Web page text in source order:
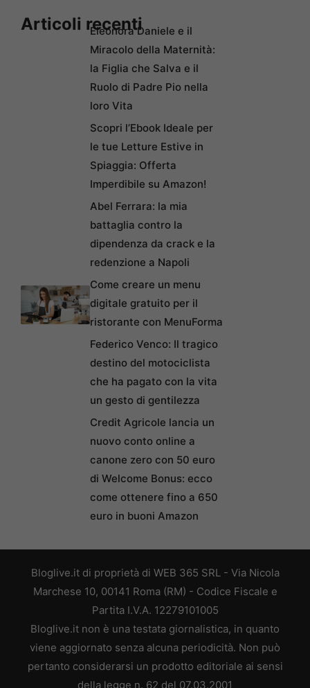
Articoli recentiEleonora Daniele e il
Miracolo della Maternità:
la Figlia che Salva e il
Ruolo di Padre Pio nella
loro Vita
Scopri l’Ebook Ideale per
le tue Letture Estive in
Spiaggia: Offerta
Imperdibile su Amazon!
Abel Ferrara: la mia
battaglia contro la
dipendenza da crack e la
redenzione a Napoli
Come creare un menu
digitale gratuito per il
ristorante con MenuForma
Federico Venco: Il tragico
destino del motociclista
che ha pagato con la vita
un gesto di gentilezza
Credit Agricole lancia un
nuovo conto online a
canone zero con 50 euro
di Welcome Bonus: ecco
come ottenere fino a 650
euro in buoni Amazon
Bloglive.it di proprietà di WEB 365 SRL - Via Nicola
Marchese 10, 00141 Roma (RM) - Codice Fiscale e
Partita I.V.A. 12279101005
Bloglive.it non è una testata giornalistica, in quanto
viene aggiornato senza alcuna periodicità. Non può
pertanto considerarsi un prodotto editoriale ai sensi
della legge n. 62 del 07.03.2001